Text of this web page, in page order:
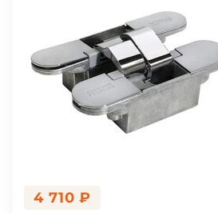
4 710 ₽